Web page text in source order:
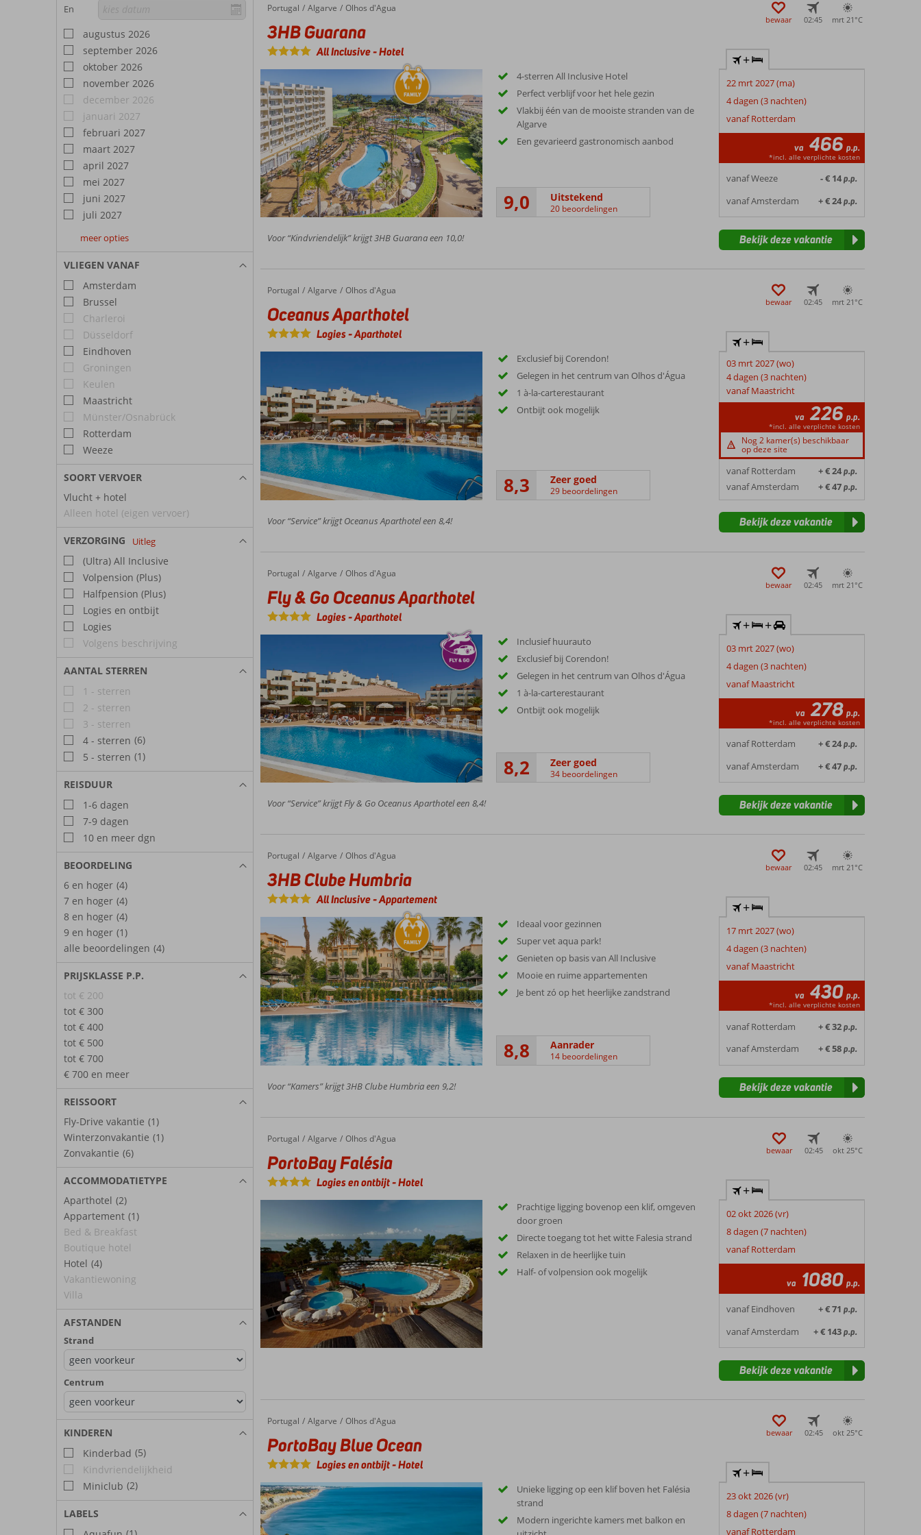
En
augustus 2026
september 2026
oktober 2026
november 2026
december 2026
januari 2027
februari 2027
maart 2027
april 2027
mei 2027
juni 2027
juli 2027
augustus
2027
september
2027
oktober
2027
meer opties
VLIEGEN VANAF
Amsterdam
Brussel
Charleroi
Düsseldorf
Eindhoven
Groningen
Keulen
Maastricht
Münster/Osnabrück
Rotterdam
Weeze
SOORT VERVOER
Vlucht + hotel
Alleen hotel (eigen vervoer)
VERZORGING Uitleg
(Ultra) All Inclusive
Volpension (Plus)
Halfpension (Plus)
Logies en ontbijt
Logies
Volgens beschrijving
AANTAL STERREN
1 - sterren
2 - sterren
3 - sterren
4 - sterren (6)
5 - sterren (1)
REISDUUR
1-6 dagen
7-9 dagen
10 en meer dgn
BEOORDELING
6 en hoger (4)
7 en hoger (4)
8 en hoger (4)
9 en hoger (1)
alle beoordelingen (4)
PRIJSKLASSE P.P.
tot € 200
tot € 300
tot € 400
tot € 500
tot € 700
€ 700 en meer
REISSOORT
Fly-Drive vakantie (1)
Winterzonvakantie (1)
Zonvakantie (6)
ACCOMMODATIETYPE
Aparthotel (2)
Appartement (1)
Bed & Breakfast
Boutique hotel
Hotel (4)
Vakantiewoning
Villa
AFSTANDEN
Strand
Centrum
KINDEREN
Kinderbad (5)
Kindvriendelijkheid
Miniclub (2)
LABELS
Home
Portugal Algarve Olhos d'Agua
3HB Guarana
3HB Guarana
All Inclusive-Hotel
bewaar 02:45 mrt 21°C
4-sterren All Inclusive Hotel
Perfect verblijf voor het hele gezin
Vlakbij één van de mooiste stranden van de
Algarve
Een gevarieerd gastronomisch aanbod
9,0 Uitstekend
20 beoordelingen
+
22 mrt 2027 (ma)
4 dagen (3 nachten)
vanaf Rotterdam
va 466 p.p.
*incl. alle verplichte kosten
vanaf Weeze - € 14p.p.
vanaf Amsterdam + € 24p.p.
Voor “Kindvriendelijk” krijgt 3HB Guarana een 10,0! Bekijk deze vakantie
Home
Portugal Algarve Olhos d'Agua
Oceanus Aparthotel
Oceanus Aparthotel
Logies-Aparthotel
bewaar 02:45 mrt 21°C
Exclusief bij Corendon!
Gelegen in het centrum van Olhos d'Água
1 à-la-carterestaurant
Ontbijt ook mogelijk
8,3 Zeer goed
29 beoordelingen
+
03 mrt 2027 (wo)
4 dagen (3 nachten)
vanaf Maastricht
va 226 p.p.
*incl. alle verplichte kosten
Nog 2 kamer(s) beschikbaar
op deze site
vanaf Rotterdam + € 24p.p.
vanaf Amsterdam + € 47p.p.
Voor “Service” krijgt Oceanus Aparthotel een 8,4! Bekijk deze vakantie
Home
Portugal Algarve Olhos d'Agua
Fly & Go Oceanus Aparthotel
Fly & Go Oceanus Aparthotel
Logies-Aparthotel
bewaar 02:45 mrt 21°C
Inclusief huurauto
Exclusief bij Corendon!
Gelegen in het centrum van Olhos d'Água
1 à-la-carterestaurant
Ontbijt ook mogelijk
8,2 Zeer goed
34 beoordelingen
+ +
03 mrt 2027 (wo)
4 dagen (3 nachten)
vanaf Maastricht
va 278 p.p.
*incl. alle verplichte kosten
vanaf Rotterdam + € 24p.p.
vanaf Amsterdam + € 47p.p.
Voor “Service” krijgt Fly & Go Oceanus Aparthotel een 8,4! Bekijk deze vakantie
Home
Portugal Algarve Olhos d'Agua
3HB Clube Humbria
3HB Clube Humbria
All Inclusive-Appartement
bewaar 02:45 mrt 21°C
Ideaal voor gezinnen
Super vet aqua park!
Genieten op basis van All Inclusive
Mooie en ruime appartementen
Je bent zó op het heerlijke zandstrand
8,8 Aanrader
14 beoordelingen
+
17 mrt 2027 (wo)
4 dagen (3 nachten)
vanaf Maastricht
va 430 p.p.
*incl. alle verplichte kosten
vanaf Rotterdam + € 32p.p.
vanaf Amsterdam + € 58p.p.
Voor “Kamers” krijgt 3HB Clube Humbria een 9,2! Bekijk deze vakantie
Home
Portugal Algarve Olhos d'Agua
PortoBay Falésia
PortoBay Falésia
Logies en ontbijt-Hotel
bewaar 02:45 okt 25°C
Prachtige ligging bovenop een klif, omgeven
door groen
Directe toegang tot het witte Falesia strand
Relaxen in de heerlijke tuin
Half- of volpension ook mogelijk
+
02 okt 2026 (vr)
8 dagen (7 nachten)
vanaf Rotterdam
va 1080 p.p.
vanaf Eindhoven + € 71 p.p.
vanaf Amsterdam + € 143p.p.
Bekijk deze vakantie
Home
Portugal Algarve Olhos d'Agua
PortoBay Blue Ocean
PortoBay Blue Ocean
Logies en ontbijt-Hotel
bewaar 02:45 okt 25°C
Unieke ligging op een klif boven het Falésia
strand
Modern ingerichte kamers met balkon en
+
23 okt 2026 (vr)
8 dagen (7 nachten)
vanaf Rotterdam